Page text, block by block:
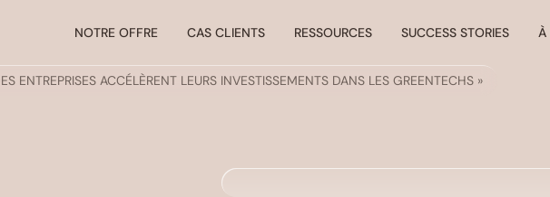
NOTRE OFFRE CAS CLIENTS RESSOURCES SUCCESS STORIES À
ENTREPRISES ACCÉLÈRENT LEURS INVESTISSEMENTS DANS LES GREENTECHS »